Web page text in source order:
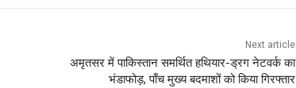
Next article
अमृतसर में पाकिस्तान समर्थित हथियार-ड्रग नेटवर्क का
भंडाफोड़, पाँच मुख्य बदमाशों को किया गिरफ्तार